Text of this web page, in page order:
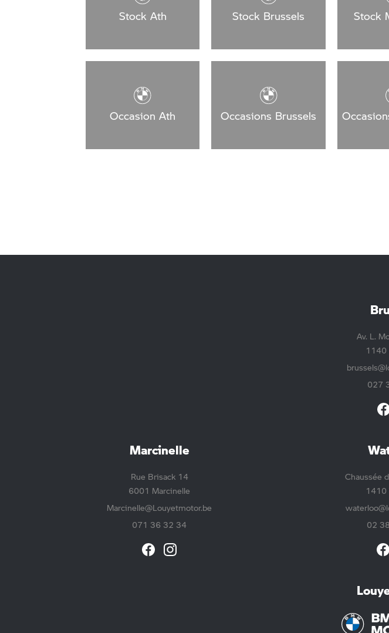
Stock Ath Stock Brussels Stock
Occasion Ath Occasions Brussels
Av. L.
1140
027
Marcinelle
Rue Brisack 14
6001 Marcinelle
Marcinelle@Louyetmotor.be
071 36 32 34
Chaussée
1410
02